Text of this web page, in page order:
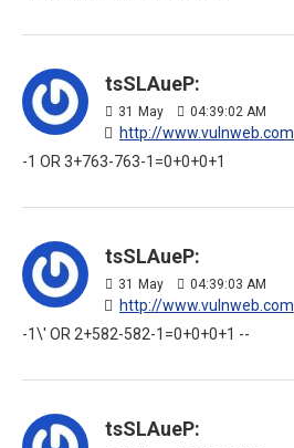
tsSLAueP:
31 May 04:39:02 AM
http://www.vulnweb.com
-1 OR 3+763-763-1=0+0+0+1
tsSLAueP:
31 May 04:39:03 AM
http://www.vulnweb.com
-1\' OR 2+582-582-1=0+0+0+1 --
tsSLAueP: